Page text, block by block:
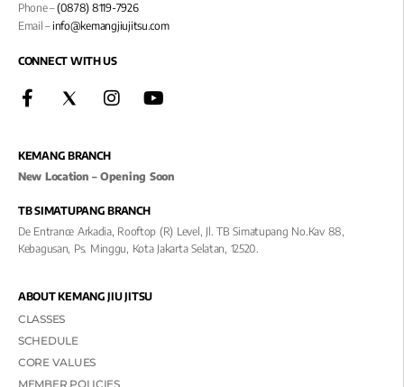
Phone –(0878) 8119-7926
Email –info@kemangjiujitsu.com
CONNECT WITH US
KEMANG BRANCH
New Location – Opening Soon
TB SIMATUPANG BRANCH
De Entrance Arkadia, Rooftop (R) Level, Jl. TB Simatupang No.kav 88,
Kebagusan, Ps. Minggu, Kota Jakarta Selatan, 12520.
ABOUT KEMANG JIU JITSU
CLASSES
SCHEDULE
CORE VALUES
MEMBER POLICIES